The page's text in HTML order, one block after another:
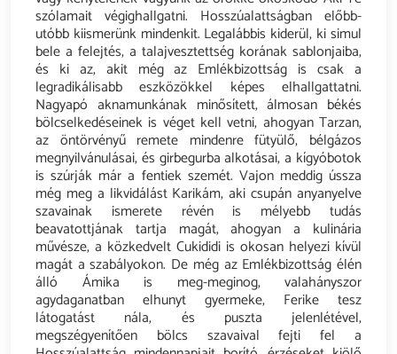
szólamait végighallgatni. Hosszúalattságban előbb-
utóbb kiismerünk mindenkit. Legalábbis kiderül, ki simul
bele a felejtés, a talajvesztettség korának sablonjaiba,
és ki az, akit még az Emlékbizottság is csak a
legradikálisabb eszközökkel képes elhallgattatni.
Nagyapó aknamunkának minősített, álmosan békés
bölcselkedéseinek is véget kell vetni, ahogyan Tarzan,
az öntörvényű remete mindenre fütyülő, bélgázos
megnyilvánulásai, és girbegurba alkotásai, a kígyóbotok
is szúrják már a fentiek szemét. Vajon meddig ússza
még meg a likvidálást Karikám, aki csupán anyanyelve
szavainak ismerete révén is mélyebb tudás
beavatottjának tartja magát, ahogyan a kulinária
művésze, a közkedvelt Cukididi is okosan helyezi kívül
magát a szabályokon. De még az Emlékbizottság élén
álló Ámika is meg-meginog, valahányszor
agydaganatban elhunyt gyermeke, Ferike tesz
látogatást nála, és puszta jelenlétével,
megszégyenítően bölcs szavaival fejti fel a